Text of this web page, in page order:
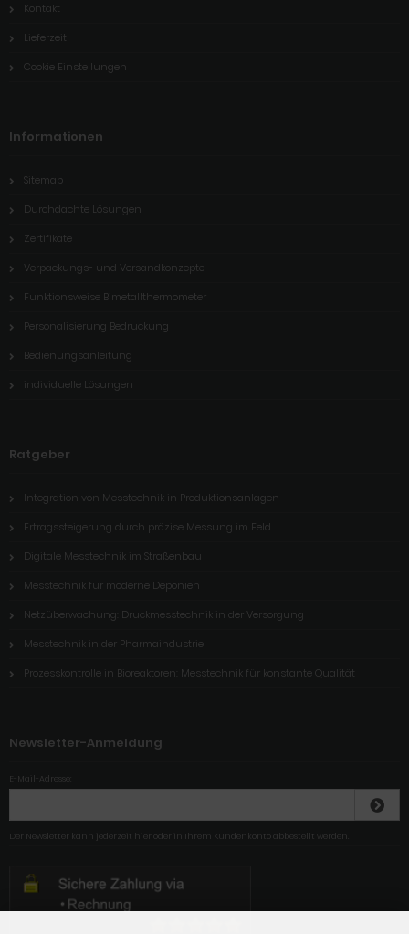
Kontakt
Lieferzeit
Cookie Einstellungen
Informationen
Sitemap
Durchdachte Lösungen
Zertifikate
Verpackungs- und Versandkonzepte
Funktionsweise Bimetallthermometer
Personalisierung Bedruckung
Bedienungsanleitung
individuelle Lösungen
Ratgeber
Integration von Messtechnik in Produktionsanlagen
Ertragssteigerung durch präzise Messung im Feld
Digitale Messtechnik im Straßenbau
Messtechnik für moderne Deponien
Netzüberwachung: Druckmesstechnik in der Versorgung
Messtechnik in der Pharmaindustrie
Prozesskontrolle in Bioreaktoren: Messtechnik für konstante Qualität
Newsletter-Anmeldung
E-Mail-Adresse:
Der Newsletter kann jederzeit hier oder in Ihrem Kundenkonto abbestellt werden.